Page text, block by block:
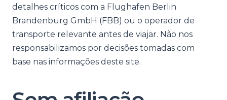
detalhes críticos com a Flughafen Berlin
Brandenburg GmbH (FBB) ou o operador de
transporte relevante antes de viajar. Não nos
responsabilizamos por decisões tomadas com
base nas informações deste site.